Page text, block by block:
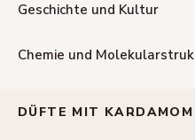
Geschichte und Kultur
Chemie und
DÜFTE MIT KARDAMOM